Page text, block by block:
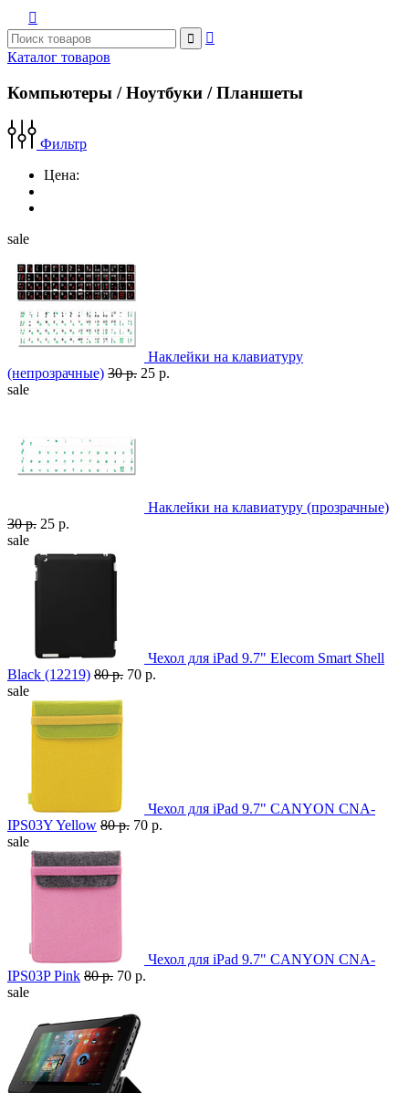



Каталог товаров
Компьютеры / Ноутбуки / Планшеты
Фильтр
Цена:
sale
Наклейки на клавиатуру
(непрозрачные) 30 р. 25 р.
sale
Наклейки на клавиатуру (прозрачные)
30 р. 25 р.
sale
Чехол для iPad 9.7" Elecom Smart Shell
Black (12219) 80 р. 70 р.
sale
Чехол для iPad 9.7" CANYON CNA-
IPS03Y Yellow 80 р. 70 р.
sale
Чехол для iPad 9.7" CANYON CNA-
IPS03P Pink 80 р. 70 р.
sale